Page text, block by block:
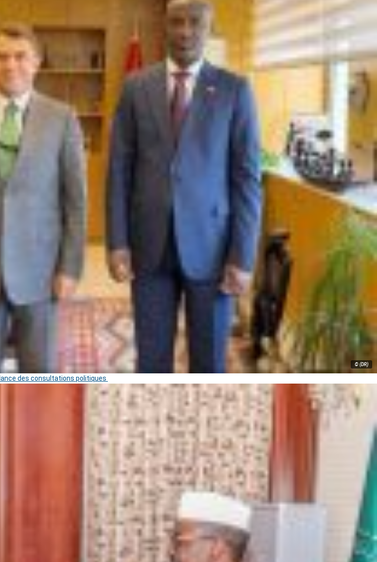
© (DR)
des consultations politiques